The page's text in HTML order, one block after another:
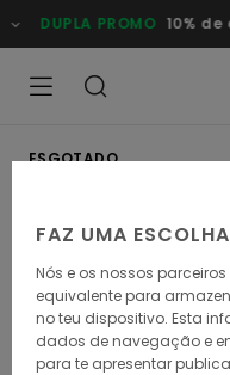
para
a
DUPLA PROMO 10% de
ESGOTADO
FAZ UMA
Nós e os nossos
equivalente para
no teu dispositivo. Esta
dados de navegação e
para te apresentar